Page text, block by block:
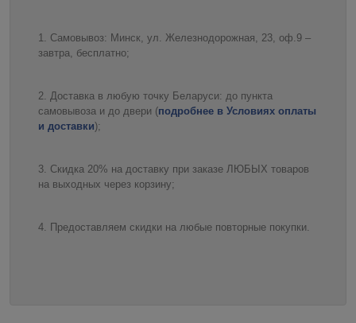
Самовывоз: Минск, ул. Железнодорожная, 23, оф.9 –
завтра, бесплатно;
Доставка в любую точку Беларуси: до пункта
самовывоза и до двери (подробнее в Условиях оплаты
и доставки);
Скидка 20% на доставку при заказе ЛЮБЫХ товаров
на выходных через корзину;
Предоставляем скидки на любые повторные покупки.